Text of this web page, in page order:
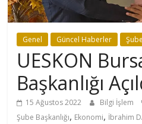
Genel Güncel Haberler
UESKON
Başkanlığı
15 Ağustos 2022 Bilgi İşlem
Şube Başkanlığı, Ekonomi, İbrahim